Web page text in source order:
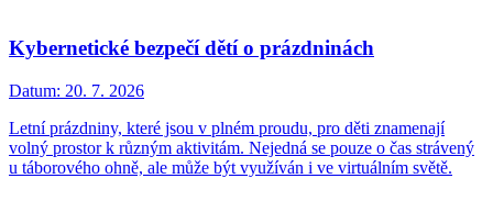
Kybernetické bezpečí dětí o prázdninách
Datum: 20. 7. 2026
Letní prázdniny, které jsou v plném proudu, pro děti znamenají
volný prostor k různým aktivitám. Nejedná se pouze o čas strávený
u táborového ohně, ale může být využíván i ve virtuálním světě.